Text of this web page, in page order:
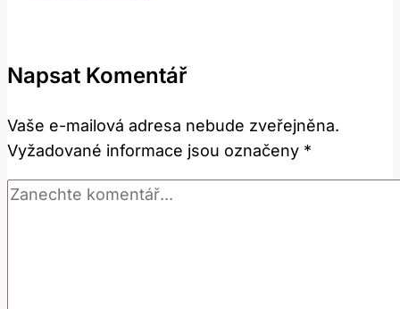
v
Jazyce?
Napsat Komentář
Vaše e-mailová adresa nebude zveřejněna.
Vyžadované informace jsou označeny *